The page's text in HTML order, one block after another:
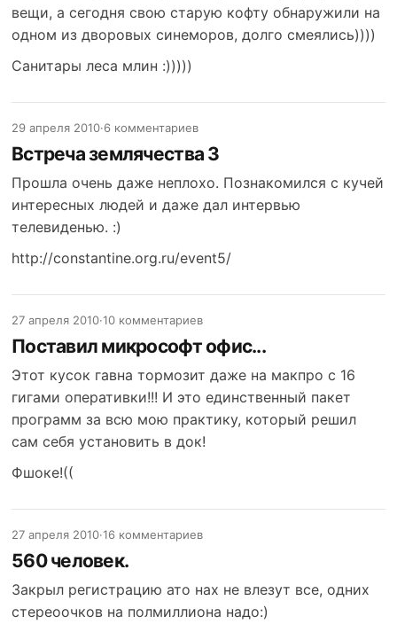
вещи, а сегодня свою старую кофту обнаружили на
одном из дворовых синеморов, долго смеялись))))
Санитары леса млин :)))))
29 апреля 2010·6 комментариев
Встреча землячества 3
Прошла очень даже неплохо. Познакомился с кучей
интересных людей и даже дал интервью
телевиденью. :)
http://constantine.org.ru/event5/
27 апреля 2010·10 комментариев
Поставил микрософт офис...
Этот кусок гавна тормозит даже на макпро с 16
гигами оперативки!!! И это единственный пакет
программ за всю мою практику, который решил
сам себя установить в док!
Фшоке!((
27 апреля 2010·16 комментариев
560 человек.
Закрыл регистрацию ато нах не влезут все, одних
стереоочков на полмиллиона надо:)